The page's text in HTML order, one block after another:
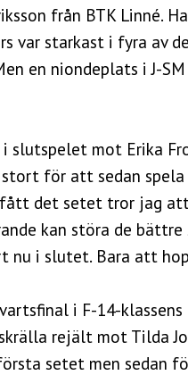
från BTK Linné.
var starkast i fyra av
en niondeplats i J-
i slutspelet mot Erika
för att sedan
det setet tror jag
kan störa de bättre
nu i slutet. Bara att
i F-14-
rejält mot Tilda
setet men sedan